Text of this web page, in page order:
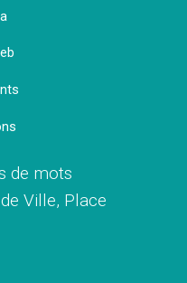
de mots
Ville, Place